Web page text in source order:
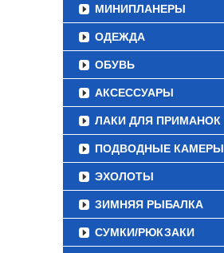
МИНИПЛАНЕРЫ
ОДЕЖДА
ОБУВЬ
АКСЕССУАРЫ
ЛАКИ ДЛЯ ПРИМАНОК
ПОДВОДНЫЕ КАМЕРЫ
ЭХОЛОТЫ
ЗИМНЯЯ РЫБАЛКА
СУМКИ/РЮКЗАКИ